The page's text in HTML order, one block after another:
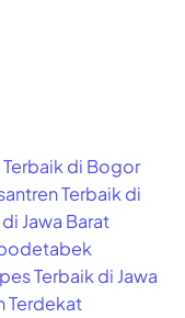
Terbaik di Bogor
Terbaik di
Jawa Barat
Terbaik di Jawa
Terdekat